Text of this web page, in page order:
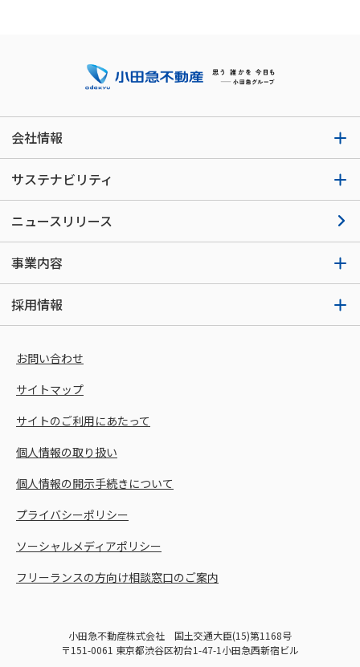
会社情報
サステナビリティ
ニュースリリース
事業内容
採用情報
お問い合わせ
サイトマップ
サイトのご利用にあたって
個人情報の取り扱い
個人情報の開示手続きについて
プライバシーポリシー
ソーシャルメディアポリシー
フリーランスの方向け相談窓口のご案内
小田急不動産株式会社 国土交通大臣(15)第1168号
〒151-0061 東京都渋谷区初台1-47-1小田急西新宿ビル